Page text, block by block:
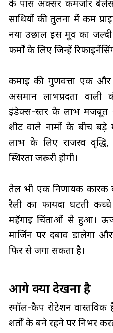
के पास अक्सर कमजोर
साथियों की तुलना में कम
नया उछाल इस मूव का
फर्मों के लिए जिन्हें
कमाई की गुणवत्ता एक और
असमान लाभप्रदता वाली
इंडेक्स-स्तर के लाभ
शीट वाले नामों के बीच
लाभ के लिए राजस्व वृद्धि,
स्थिरता जरूरी होगी।
तेल भी एक निर्णायक कारक
रैली का फायदा घटती
महँगाई चिंताओं से हुआ।
मार्जिन पर दबाव डालेगा
फिर से जगा सकता है।
आगे क्या देखना है
स्मॉल-कैप रोटेशन वास्तविक
शर्तों के बने रहने पर निर्भर